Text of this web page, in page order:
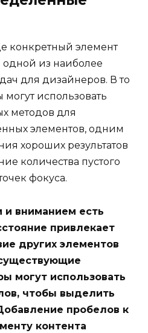
конкретный элемент
одной из наиболее
для дизайнеров. В то
использовать
методов для
элементов, одним
хороших результатов
количества пустого
фокуса.
вниманием есть
привлекает
других элементов
могут использовать
чтобы выделить
пробелов к
контента